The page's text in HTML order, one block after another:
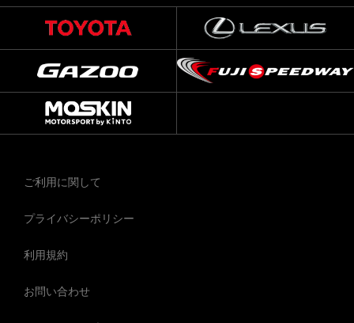
ご利用に関して
プライバシーポリシー
利用規約
お問い合わせ